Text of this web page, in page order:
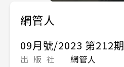
網管人
09月號/2023 第212期
出 版 社
網管人